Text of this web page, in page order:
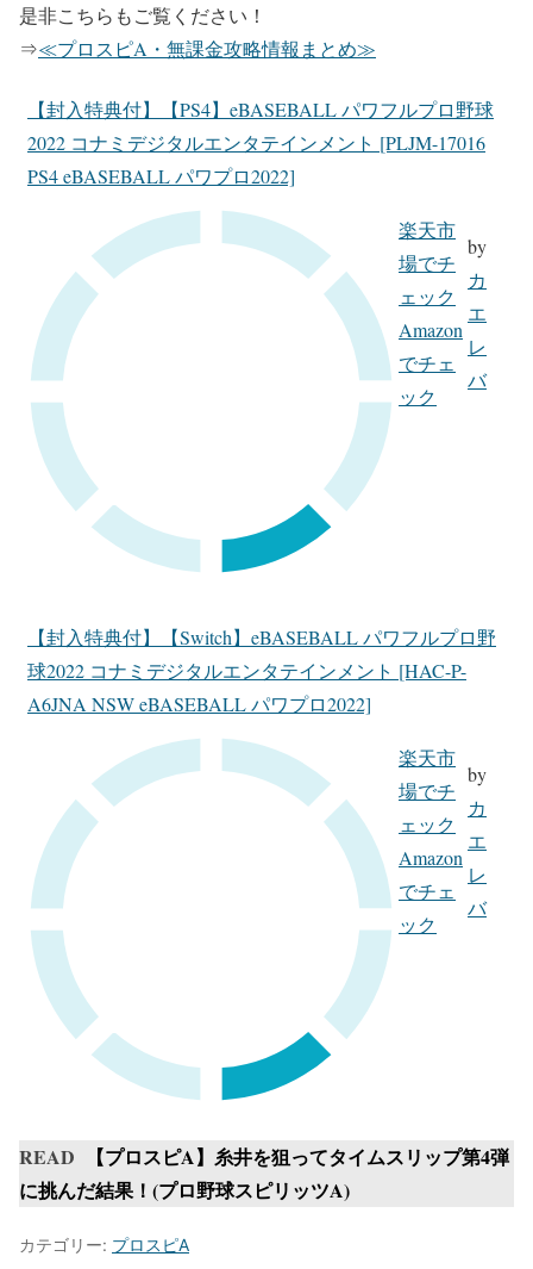
是非こちらもご覧ください！
⇒≪プロスピA・無課金攻略情報まとめ≫
【封入特典付】【PS4】eBASEBALL パワフルプロ野球
2022 コナミデジタルエンタテインメント [PLJM-17016
PS4 eBASEBALL パワプロ2022]
楽天市
場でチ
ェック
Amazon
でチェ
ック
by
カ
エ
レ
バ
【封入特典付】【Switch】eBASEBALL パワフルプロ野
球2022 コナミデジタルエンタテインメント [HAC-P-
A6JNA NSW eBASEBALL パワプロ2022]
楽天市
場でチ
ェック
Amazon
でチェ
ック
by
カ
エ
レ
バ
READ
【プロスピA】糸井を狙ってタイムスリップ第4弾
に挑んだ結果！(プロ野球スピリッツA)
カテゴリー: プロスピA